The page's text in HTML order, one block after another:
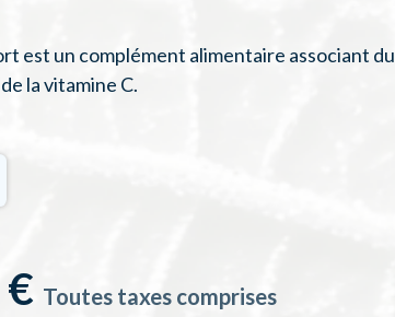
est un complément alimentaire associant du
la vitamine C.
€ Toutes taxes comprises